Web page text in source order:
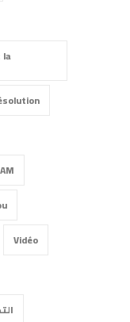
la
Vidéo